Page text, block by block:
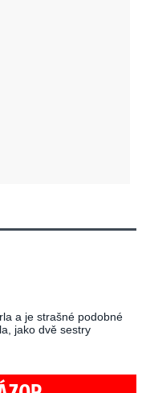
a je strašné podobné
jako dvě sestry